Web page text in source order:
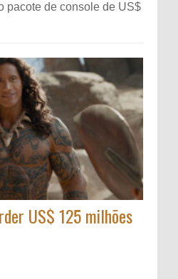
pacote de console de US$
US$ 125 milhões